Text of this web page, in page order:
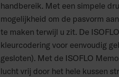
handbereik. Met een simpele
mogelijkheid om de pasvorm
te maken terwijl u zit. De
kleurcodering voor eenvoudig
gesloten). Met de ISOFLO
lucht vrij door het hele kussen